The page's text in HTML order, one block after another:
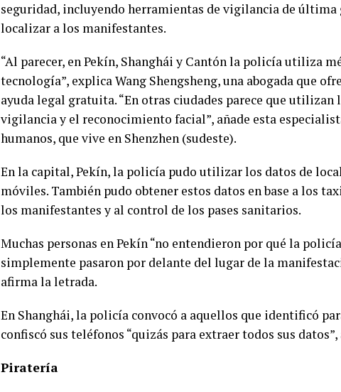
seguridad, incluyendo herramientas de vigilancia de última
localizar a los manifestantes.
“Al parecer, en Pekín, Shanghái y Cantón la policía utiliza
tecnología”, explica Wang Shengsheng, una abogada que
ayuda legal gratuita. “En otras ciudades parece que utilizan
vigilancia y el reconocimiento facial”, añade esta
humanos, que vive en Shenzhen (sudeste).
En la capital, Pekín, la policía pudo utilizar los datos de
móviles. También pudo obtener estos datos en base a los
los manifestantes y al control de los pases sanitarios.
Muchas personas en Pekín “no entendieron por qué la
simplemente pasaron por delante del lugar de la
afirma la letrada.
En Shanghái, la policía convocó a aquellos que identificó
confiscó sus teléfonos “quizás para extraer todos sus datos”,
Piratería